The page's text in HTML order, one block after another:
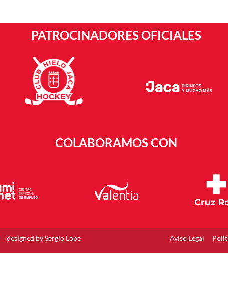
PATROCINADORES OFICIALES
COLABORAMOS CON
designed by Sergio Lope Aviso Legal